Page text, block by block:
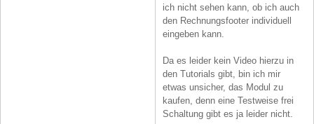
ich nicht sehen kann, ob ich auch
den Rechnungsfooter individuell
eingeben kann.
Da es leider kein Video hierzu in
den Tutorials gibt, bin ich mir
etwas unsicher, das Modul zu
kaufen, denn eine Testweise frei
Schaltung gibt es ja leider nicht.